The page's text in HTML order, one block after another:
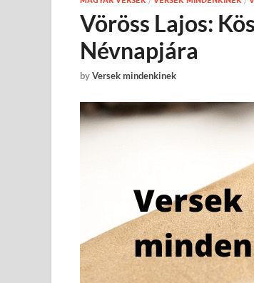
Vöröss Lajos:
Névnapjára
byVersek mindenkinek